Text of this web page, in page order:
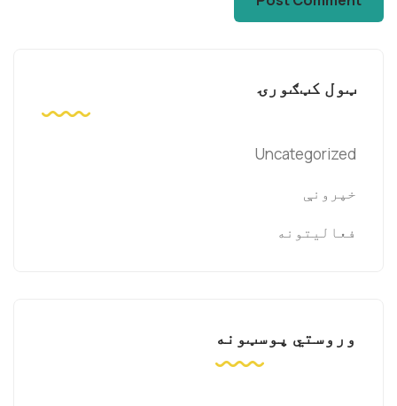
ټول کټګورۍ
Uncategorized
خپرونې
فعالیتونه
وروستي پوسټونه